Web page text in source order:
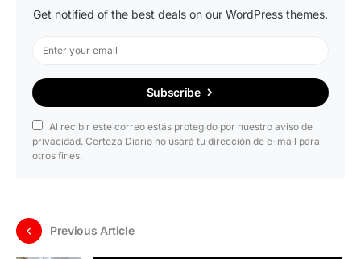
Get notified of the best deals on our WordPress themes.
Subscribe
Al recibir este correo estás protegido por nuestro aviso de
privacidad. Certeza Diario no usará tu dirección de e-mail para
otros fines.
Previous Article